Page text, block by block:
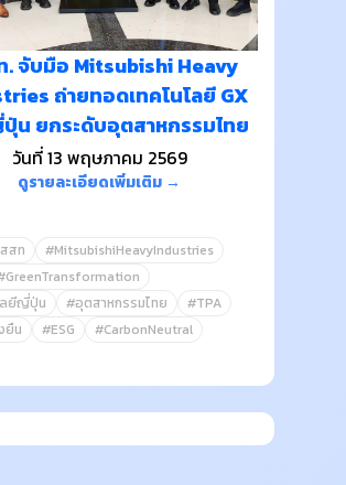
. จับมือ Mitsubishi Heavy
ถ่ายทอดเทคโนโลยี GX
น ยกระดับอุตสาหกรรมไทย
วันที่ 13 พฤษภาคม 2569
ดูรายละเอียดเพิ่มเติม →
สท
#MitsubishiHeavyIndustries
ลยีญี่ปุ่น
#อุตสาหกรรมไทย
#TPA
ยืน
#ESG #CarbonNeutral